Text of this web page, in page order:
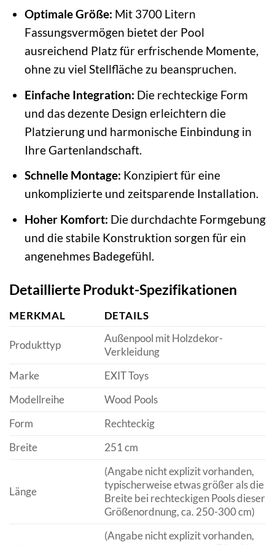
Optimale Größe: Mit 3700 Litern
Fassungsvermögen bietet der Pool
ausreichend Platz für erfrischende Momente,
ohne zu viel Stellfläche zu beanspruchen.
Einfache Integration: Die rechteckige Form
und das dezente Design erleichtern die
Platzierung und harmonische Einbindung in
Ihre Gartenlandschaft.
Schnelle Montage: Konzipiert für eine
unkomplizierte und zeitsparende Installation.
Hoher Komfort: Die durchdachte Formgebung
und die stabile Konstruktion sorgen für ein
angenehmes Badegefühl.
Detaillierte Produkt-Spezifikationen
MERKMAL DETAILS
Produkttyp
Außenpool mit Holzdekor-
Verkleidung
Marke
EXIT Toys
Modellreihe
Wood Pools
Form
Rechteckig
Breite
251 cm
Länge
(Angabe nicht explizit vorhanden,
typischerweise etwas größer als die
Breite bei rechteckigen Pools dieser
Größenordnung, ca. 250-300 cm)
(Angabe nicht explizit vorhanden,